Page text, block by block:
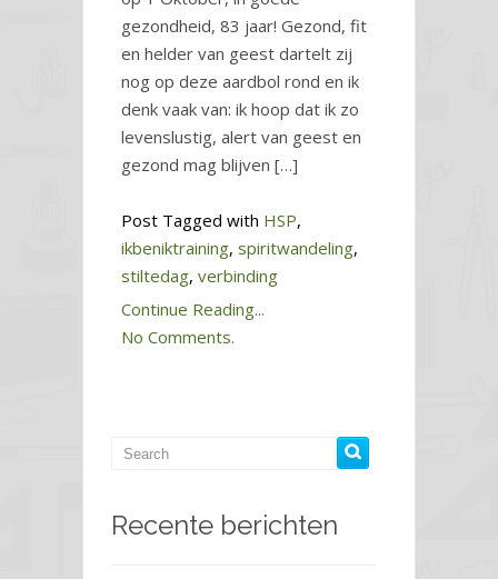
gezondheid, 83 jaar! Gezond, fit
en helder van geest dartelt zij
nog op deze aardbol rond en ik
denk vaak van: ik hoop dat ik zo
levenslustig, alert van geest en
gezond mag blijven […]
Post Tagged with HSP,
ikbeniktraining, spiritwandeling,
stiltedag, verbinding
Continue Reading...
No Comments.
Recente berichten